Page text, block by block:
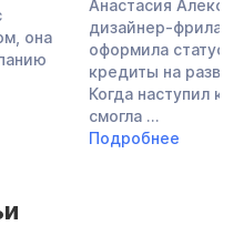
она
Анастасия
дизайнер-
оформила статус
кредиты на
Когда наступил
смогла ...
Подробнее